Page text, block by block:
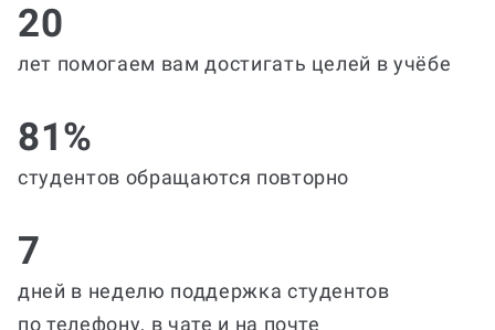
20
лет помогаем вам достигать целей в учёбе
81%
студентов обращаются повторно
7
дней в неделю поддержка студентов
по телефону, в чате и на почте